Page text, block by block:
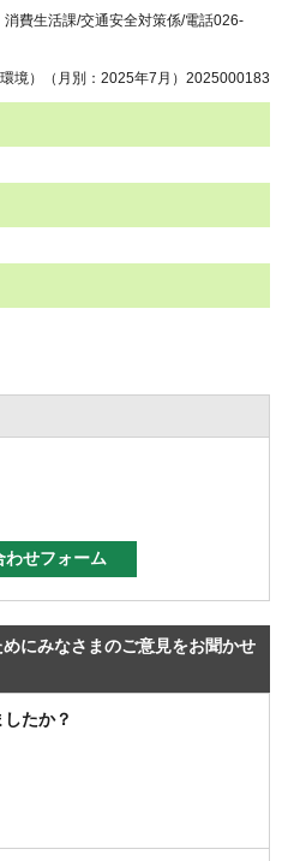
消費生活課/交通安全対策係/電話026-
環境）（月別：2025年7月）2025000183
にみなさまのご意見をお聞かせ
たか？